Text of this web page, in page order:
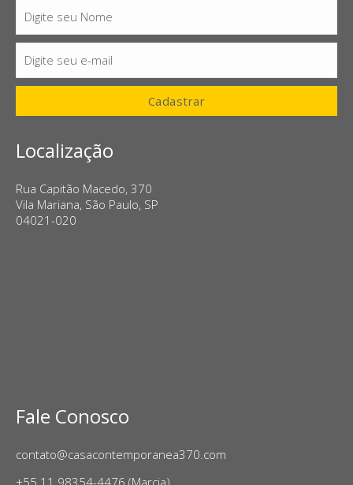
Nome
Digite seu Nome
E-
mail
Digite seu e-mail
Cadastrar
Localização
Rua Capitão Macedo, 370
Vila Mariana, São Paulo, SP
04021-020
Fale Conosco
contato@casacontemporanea370.com
+55 11 98354-4476 (Marcia)